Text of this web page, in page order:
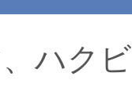
ハク